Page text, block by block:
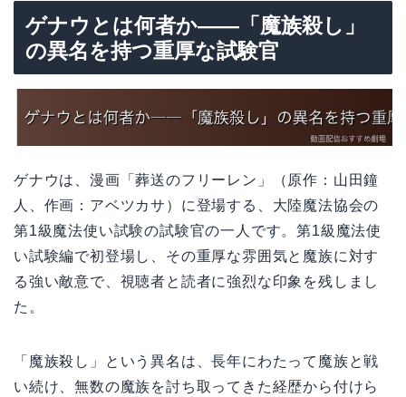
ゲナウとは何者か――「魔族殺し」
の異名を持つ重厚な試験官
ゲナウは、漫画「葬送のフリーレン」（原作：山田鐘
人、作画：アベツカサ）に登場する、大陸魔法協会の
第1級魔法使い試験の試験官の一人です。第1級魔法使
い試験編で初登場し、その重厚な雰囲気と魔族に対す
る強い敵意で、視聴者と読者に強烈な印象を残しまし
た。
「魔族殺し」という異名は、長年にわたって魔族と戦
い続け、無数の魔族を討ち取ってきた経歴から付けら